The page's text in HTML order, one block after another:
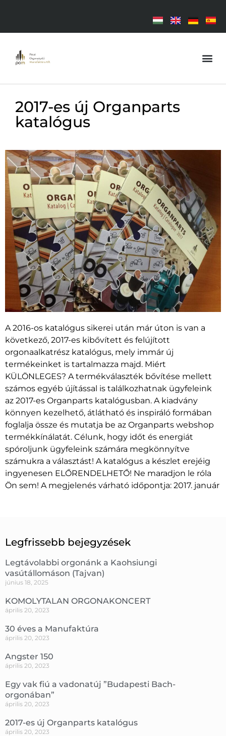
2017-es új Organparts
katalógus
A 2016-os katalógus sikerei után már úton is van a
következő, 2017-es kibővített és felújított
orgonaalkatrész katalógus, mely immár új
termékeinket is tartalmazza majd. Miért
KÜLÖNLEGES? A termékválaszték bővítése mellett
számos egyéb újítással is találkozhatnak ügyfeleink
az 2017-es Organparts katalógusban. A kiadvány
könnyen kezelhető, átlátható és inspiráló formában
foglalja össze és mutatja be az Organparts webshop
termékkínálatát. Célunk, hogy időt és energiát
spóroljunk ügyfeleink számára megkönnyítve
számukra a választást! A katalógus a készlet erejéig
ingyenesen ELŐRENDELHETŐ! Ne maradjon le róla
Ön sem! A megjelenés várható időpontja: 2017. január
Legfrissebb bejegyzések
Legtávolabbi orgonánk a Kaohsiungi
vasútállomáson (Tajvan)
június 18, 2025
KOMOLYTALAN ORGONAKONCERT
április 20, 2023
30 éves a Manufaktúra
április 20, 2023
Angster 150
április 20, 2023
Egy vak fiú a vadonatúj ”Budapesti Bach-
orgonában”
április 20, 2023
2017-es új Organparts katalógus
április 20, 2023